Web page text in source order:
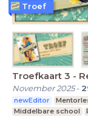
Troefkaart 3 -
November 2025-
newEditor
Middelbare school
Troef